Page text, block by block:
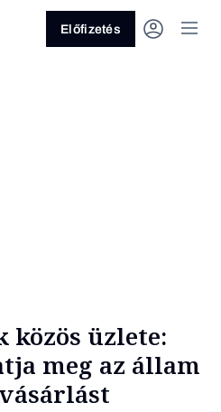
Előfizetés
üzlete:
meg az állam